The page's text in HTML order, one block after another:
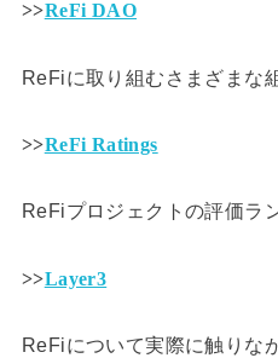
>>ReFi DAO
ReFiに取り組むさまざまな
>>ReFi Ratings
ReFiプロジェクトの評価ラ
>>Layer3
ReFiについて実際に触りな